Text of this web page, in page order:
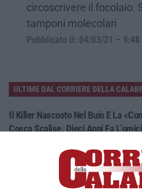
circoscrivere il focolaio.
tamponi molecolari
Pubblicato il: 04/03/21 – 9:48
ULTIME DAL CORRIERE DELLA
Il Killer Nascosto Nel Buio E La
Cosca Scalise. Dieci Anni Fa
tre colpi esplosi in appena due
09 Agosto, 7:00